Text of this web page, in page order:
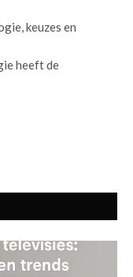
keuzes en
heeft de